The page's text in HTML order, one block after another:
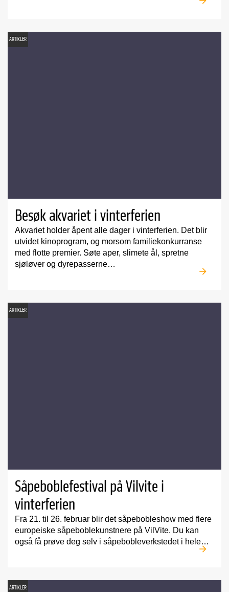
ARTIKLER
Besøk akvariet i vinterferien
Akvariet holder åpent alle dager i vinterferien. Det blir
utvidet kinoprogram, og morsom familiekonkurranse
med flotte premier. Søte aper, slimete ål, spretne
sjøløver og dyrepasserne…
ARTIKLER
Såpeboblefestival på Vilvite i
vinterferien
Fra 21. til 26. februar blir det såpebobleshow med flere
europeiske såpeboblekunstnere på VilVite. Du kan
også få prøve deg selv i såpebobleverkstedet i hele…
ARTIKLER